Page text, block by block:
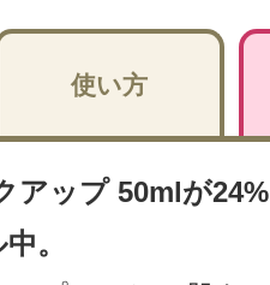
使い方
アップ 50mlが
。